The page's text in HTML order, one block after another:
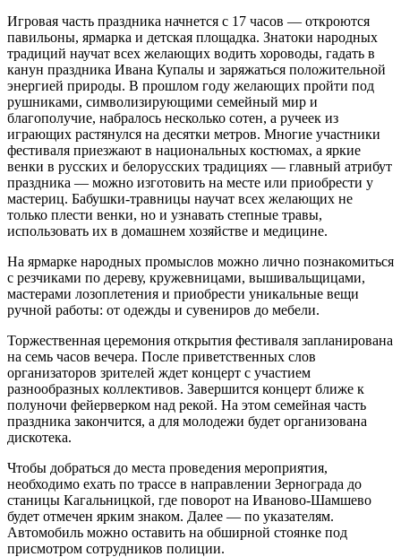
Игровая часть праздника начнется с 17 часов — откроются
павильоны, ярмарка и детская площадка. Знатоки народных
традиций научат всех желающих водить хороводы, гадать в
канун праздника Ивана Купалы и заряжаться положительной
энергией природы. В прошлом году желающих пройти под
рушниками, символизирующими семейный мир и
благополучие, набралось несколько сотен, а ручеек из
играющих растянулся на десятки метров. Многие участники
фестиваля приезжают в национальных костюмах, а яркие
венки в русских и белорусских традициях — главный атрибут
праздника — можно изготовить на месте или приобрести у
мастериц. Бабушки-травницы научат всех желающих не
только плести венки, но и узнавать степные травы,
использовать их в домашнем хозяйстве и медицине.
На ярмарке народных промыслов можно лично познакомиться
с резчиками по дереву, кружевницами, вышивальщицами,
мастерами лозоплетения и приобрести уникальные вещи
ручной работы: от одежды и сувениров до мебели.
Торжественная церемония открытия фестиваля запланирована
на семь часов вечера. После приветственных слов
организаторов зрителей ждет концерт с участием
разнообразных коллективов. Завершится концерт ближе к
полуночи фейерверком над рекой. На этом семейная часть
праздника закончится, а для молодежи будет организована
дискотека.
Чтобы добраться до места проведения мероприятия,
необходимо ехать по трассе в направлении Зернограда до
станицы Кагальницкой, где поворот на Иваново-Шамшево
будет отмечен ярким знаком. Далее — по указателям.
Автомобиль можно оставить на обширной стоянке под
присмотром сотрудников полиции.